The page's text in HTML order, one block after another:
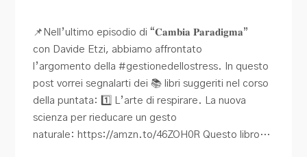
📌Nell’ultimo episodio di “𝐂𝐚𝐦𝐛𝐢𝐚 𝐏𝐚𝐫𝐚𝐝𝐢𝐠𝐦𝐚”
con Davide Etzi, abbiamo affrontato
l’argomento della #gestionedellostress. In questo
post vorrei segnalarti dei 📚 libri suggeriti nel corso
della puntata: 1️⃣ L’arte di respirare. La nuova
scienza per rieducare un gesto
naturale: https://amzn.to/46ZOH0R Questo libro…